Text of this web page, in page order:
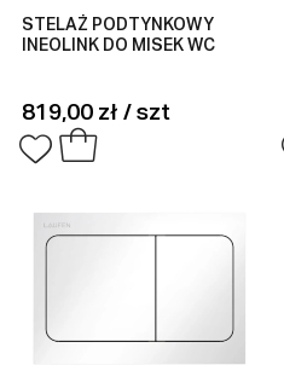
STELAŻ PODTYNKOWY
INEOLINK DO MISEK WC
819,00 zł / szt